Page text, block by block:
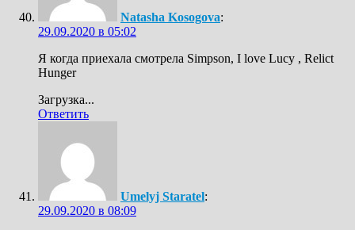
Natasha Kosogova:
29.09.2020 в 05:02
Я когда приехала смотрела Simpson, I love Lucy , Relict
Hunger
Загрузка...
Ответить
Umelyj Staratel:
29.09.2020 в 08:09